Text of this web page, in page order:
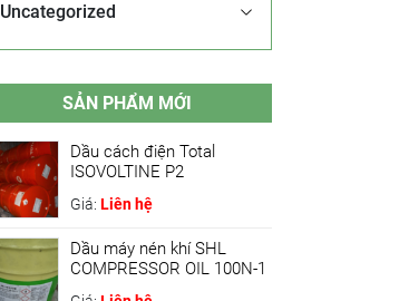
Uncategorized
SẢN PHẨM MỚI
Dầu cách điện Total
ISOVOLTINE P2
Giá: Liên hệ
Dầu máy nén khí SHL
COMPRESSOR OIL 100N-1